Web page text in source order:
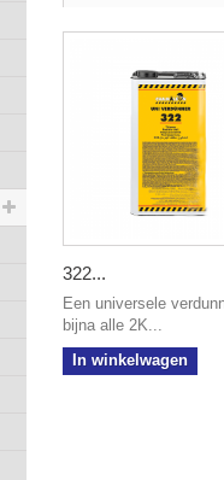
322...
Een universele
bijna alle 2K...
In winkelwagen